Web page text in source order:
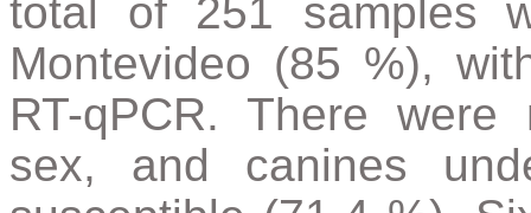
total of 251 samples
Montevideo (85 %),
RT-qPCR. There
sex, and canines